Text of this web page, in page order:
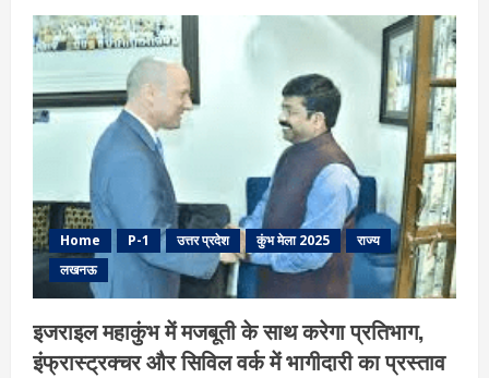
2025
की
सुरक्षा
होगी
अभेद्य,
जानें-
सुरक्षा
से
सजावट
तक
तैयारी
Home P-1 उत्तर प्रदेश कुंभ मेला 2025
राज्य
लखनऊ
इजराइल महाकुंभ में मजबूती के साथ करेगा प्रतिभाग,
इंफ्रास्ट्रक्चर और सिविल वर्क में भागीदारी का प्रस्ताव